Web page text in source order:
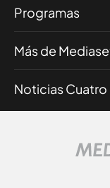
Programas
Más de
Noticias Cuatro